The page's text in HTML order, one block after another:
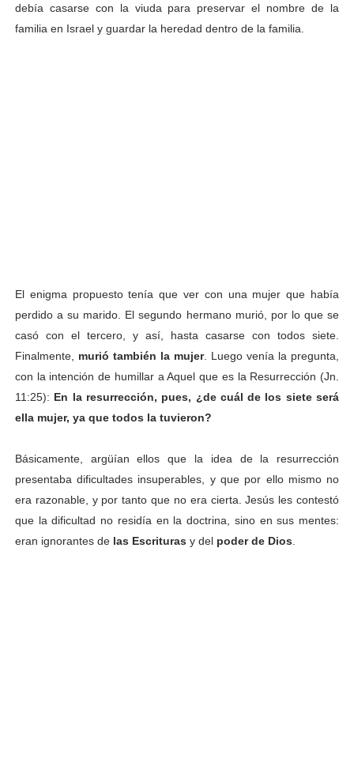
debía casarse con la viuda para preservar el nombre de la
familia en Israel y guardar la heredad dentro de la familia.
El enigma propuesto tenía que ver con una mujer que había
perdido a su marido. El segundo hermano murió, por lo que se
casó con el tercero, y así, hasta casarse con todos siete.
Finalmente, murió también la mujer. Luego venía la pregunta,
con la intención de humillar a Aquel que es la Resurrección (Jn.
11:25): En la resurrección, pues, ¿de cuál de los siete será
ella mujer, ya que todos la tuvieron?
Básicamente, argüían ellos que la idea de la resurrección
presentaba dificultades insuperables, y que por ello mismo no
era razonable, y por tanto que no era cierta. Jesús les contestó
que la dificultad no residía en la doctrina, sino en sus mentes:
eran ignorantes de las Escrituras y del poder de Dios